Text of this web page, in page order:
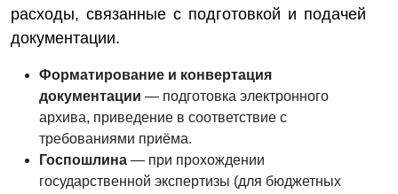
расходы, связанные с подготовкой и подачей
документации.
Форматирование и конвертация
документации — подготовка электронного
архива, приведение в соответствие с
требованиями приёма.
Госпошлина — при прохождении
государственной экспертизы (для бюджетных